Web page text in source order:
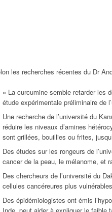
les recherches récentes du Dr
« La curcumine semble retarder les
étude expérimentale préliminaire de
Une recherche de l’université du
réduire les niveaux d’amines
sont grillées, bouillies ou frites,
Des études sur les rongeurs de
cancer de la peau, le mélanome, et
Des chercheurs de l’université du
cellules cancéreures plus
Des épidémiologistes ont émis
Inde, peut aider à expliquer le faible